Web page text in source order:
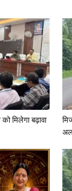
मिलेगा बढ़ावा